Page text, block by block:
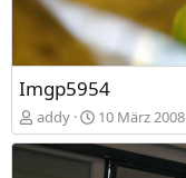
Imgp5954
addy 10 März 2008